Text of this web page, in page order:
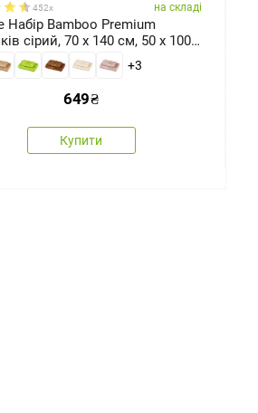
452x на складі
Набір Bamboo Premium
сірий, 70 x 140 см, 50 x 100
+3
649₴
Купити